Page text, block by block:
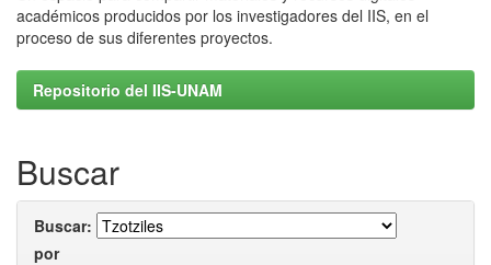
académicos producidos por los investigadores del IIS, en el
proceso de sus diferentes proyectos.
Repositorio del IIS-UNAM
Buscar
Buscar:
por